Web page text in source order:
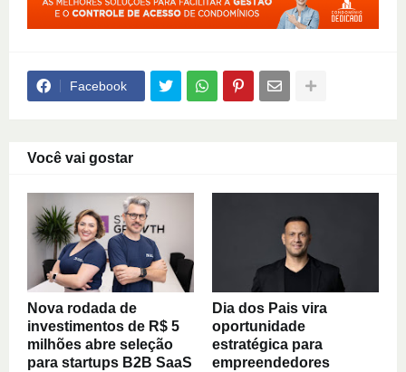
Facebook
Você vai gostar
Nova rodada de
investimentos de R$ 5
milhões abre seleção
para startups B2B SaaS
Dia dos Pais vira
oportunidade
estratégica para
empreendedores